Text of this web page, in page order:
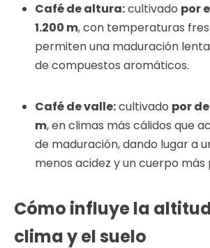
Café de altura:cultivado por
1.200 m, con temperaturas
permiten una maduración
de compuestos aromáticos.
Café de valle:cultivado por
m, en climas más cálidos que
de maduración, dando lugar a
menos acidez y un cuerpo más
Cómo influye la
clima y el suelo